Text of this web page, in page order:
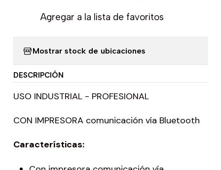
Agregar a la lista de favoritos
Mostrar stock de ubicaciones
DESCRIPCIÓN
USO INDUSTRIAL - PROFESIONAL
CON IMPRESORA comunicación vía Bluetooth
Características: